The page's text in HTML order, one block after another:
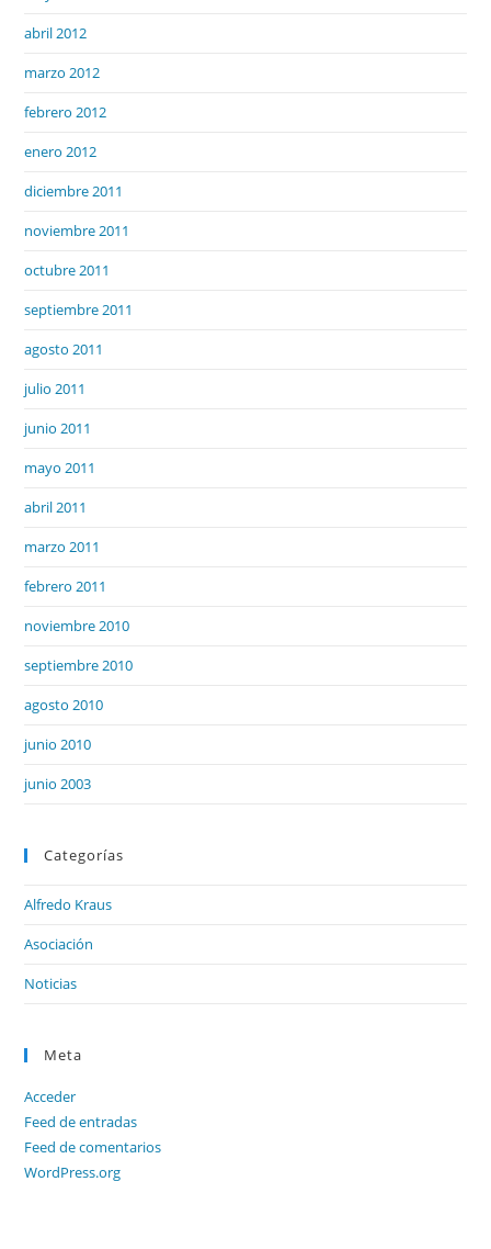
abril 2012
marzo 2012
febrero 2012
enero 2012
diciembre 2011
noviembre 2011
octubre 2011
septiembre 2011
agosto 2011
julio 2011
junio 2011
mayo 2011
abril 2011
marzo 2011
febrero 2011
noviembre 2010
septiembre 2010
agosto 2010
junio 2010
junio 2003
Categorías
Alfredo Kraus
Asociación
Noticias
Meta
Acceder
Feed de entradas
Feed de comentarios
WordPress.org